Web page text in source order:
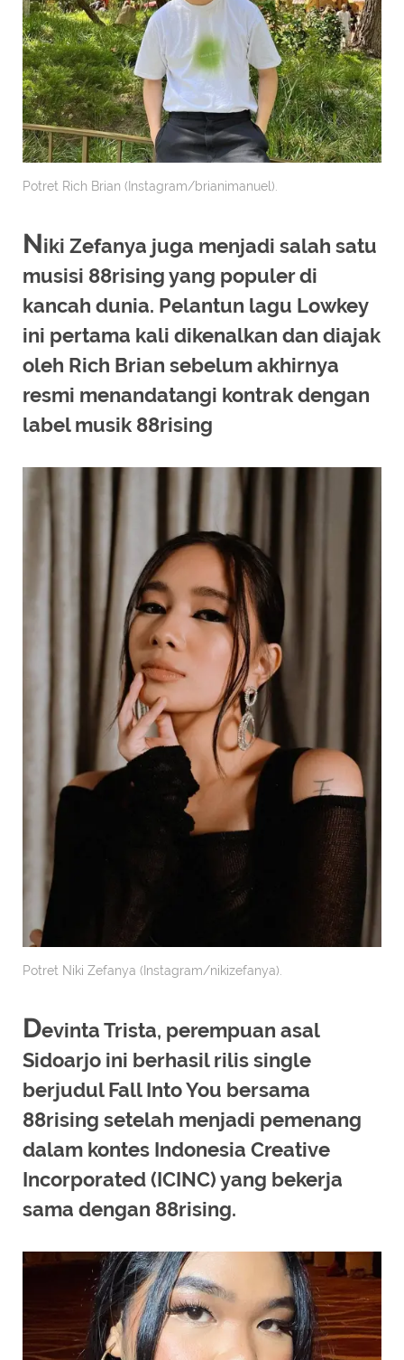
Potret Rich Brian (Instagram/brianimanuel).
Niki Zefanya juga menjadi salah satu
musisi 88rising yang populer di
kancah dunia. Pelantun lagu Lowkey
ini pertama kali dikenalkan dan diajak
oleh Rich Brian sebelum akhirnya
resmi menandatangi kontrak dengan
label musik 88rising
Potret Niki Zefanya (Instagram/nikizefanya).
Devinta Trista, perempuan asal
Sidoarjo ini berhasil rilis single
berjudul Fall Into You bersama
88rising setelah menjadi pemenang
dalam kontes Indonesia Creative
Incorporated (ICINC) yang bekerja
sama dengan 88rising.